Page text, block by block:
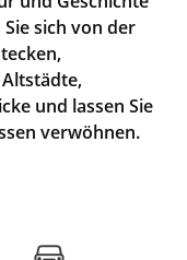
sich von der
und lassen Sie
verwöhnen.